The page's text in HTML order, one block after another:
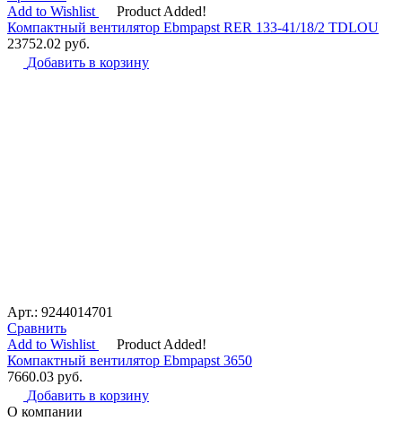
Add to Wishlist
Product Added!
Компактный вентилятор Ebmpapst RER 133-41/18/2 TDLOU
23752.02 руб.
Добавить в корзину
Арт.: 9244014701
Сравнить
Add to Wishlist
Product Added!
Компактный вентилятор Ebmpapst 3650
7660.03 руб.
Добавить в корзину
О компании